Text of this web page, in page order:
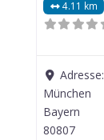
4.11 km
Adresse:
München
Bayern
80807